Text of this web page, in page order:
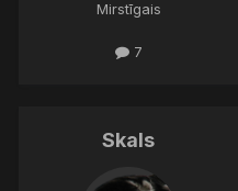
Mirstīgais
7
Skals